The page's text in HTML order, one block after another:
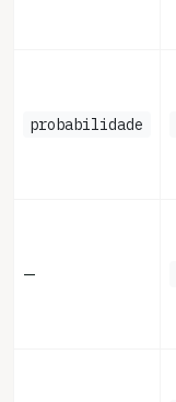
probabilidade
—